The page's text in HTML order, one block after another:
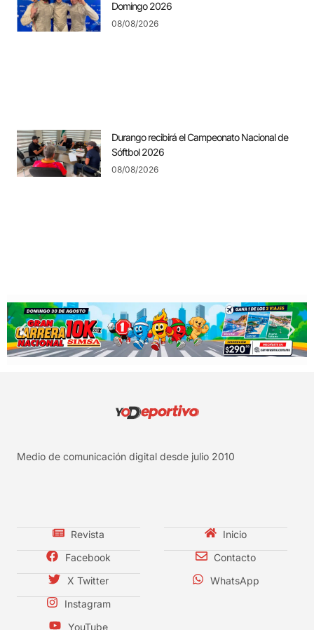
Domingo 2026
08/08/2026
Durango recibirá el Campeonato Nacional de
Sóftbol 2026
08/08/2026
Medio de comunicación digital desde julio 2010
Revista
Facebook
X Twitter
Instagram
YouTube
Inicio
Contacto
WhatsApp